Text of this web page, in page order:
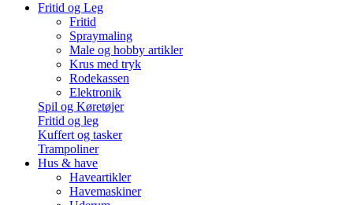
Fritid og Leg
Fritid
Spraymaling
Male og hobby artikler
Krus med tryk
Rodekassen
Elektronik
Spil og Køretøjer
Fritid og leg
Kuffert og tasker
Trampoliner
Hus & have
Haveartikler
Havemaskiner